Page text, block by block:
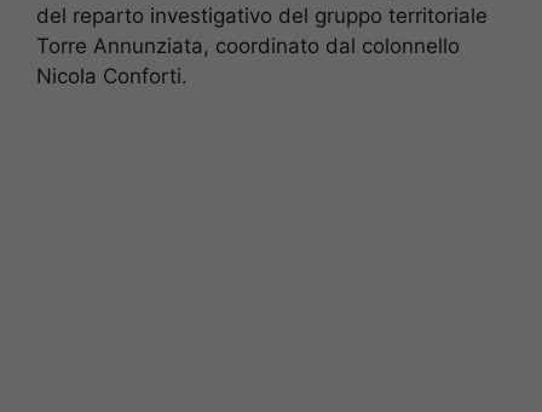
del reparto investigativo del gruppo territoriale
Torre Annunziata, coordinato dal colonnello
Nicola Conforti.